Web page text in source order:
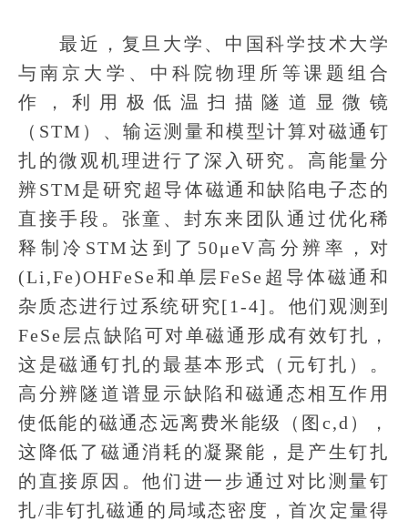
最近，复旦大学、中国科学技术大学
与南京大学、中科院物理所等课题组合
作，利用极低温扫描隧道显微镜
（STM）、输运测量和模型计算对磁通钉
扎的微观机理进行了深入研究。高能量分
辨STM是研究超导体磁通和缺陷电子态的
直接手段。张童、封东来团队通过优化稀
释制冷STM达到了50μeV高分辨率，对
(Li,Fe)OHFeSe和单层FeSe超导体磁通和
杂质态进行过系统研究[1-4]。他们观测到
FeSe层点缺陷可对单磁通形成有效钉扎，
这是磁通钉扎的最基本形式（元钉扎）。
高分辨隧道谱显示缺陷和磁通态相互作用
使低能的磁通态远离费米能级（图c,d），
这降低了磁通消耗的凝聚能，是产生钉扎
的直接原因。他们进一步通过对比测量钉
扎/非钉扎磁通的局域态密度，首次定量得